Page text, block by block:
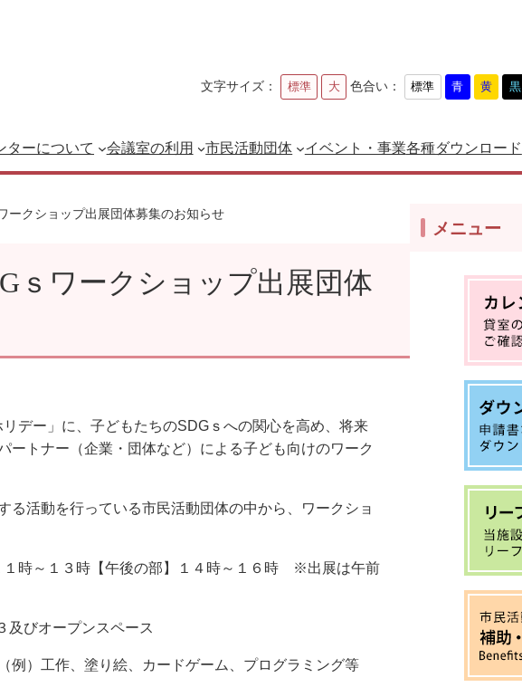
文字サイズ： 標準 大 色合い： 標準 青 黄 黒
ターについて 会議室の利用 市民活動団体 イベント・事業各種ダウンロード
ークショップ出展団体募集のお知らせ
ｓワークショップ出展団体
デー」に、子どもたちのSDGｓへの関心を高め、将来
トナー（企業・団体など）による子ども向けのワーク
る活動を行っている市民活動団体の中から、ワークショ
時～１３時【午後の部】１４時～１６時 ※出展は午前
びオープンスペース
）工作、塗り絵、カードゲーム、プログラミング等
メニュー